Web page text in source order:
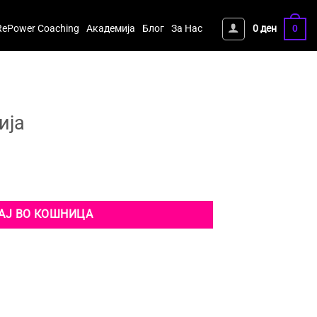
Coaching Академија Блог За Нас 0ден 0
ВО КОШНИЦА